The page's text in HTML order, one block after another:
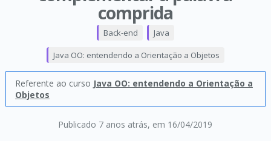
comprida
Publicado 7 anos atrás, em 16/04/2019
Back-end Java
Java OO: entendendo a Orientação a Objetos
Referente ao curso Java OO: entendendo a Orientação a
Objetos